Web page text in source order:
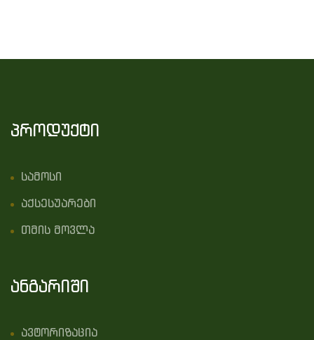
პროდუქტი
სამოსი
აქსესუარები
თმის მოვლა
ანგარიში
ავტორიზაცია